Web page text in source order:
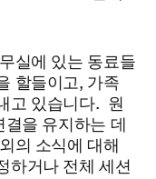
실에 있는 동료들
할들이고, 가족
고 있습니다. 원
을 유지하는 데
의 소식에 대해
하거나 전체 세션